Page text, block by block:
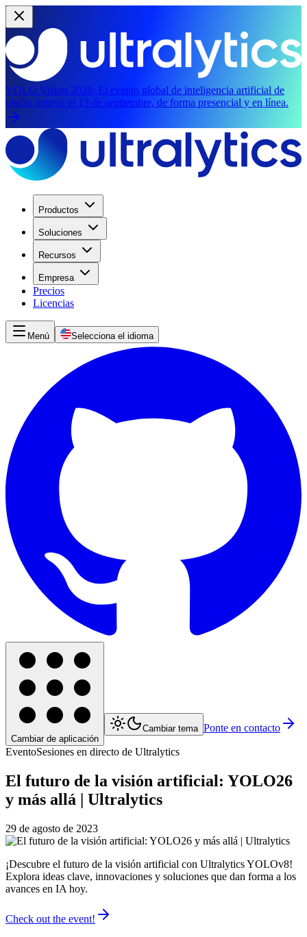
YOLO Vision 2026: El evento global de inteligencia artificial de
visión regresa el 13 de septiembre, de forma presencial y en línea.
Productos
Soluciones
Recursos
Empresa
Precios
Licencias
Menú Selecciona el idioma
Cambiar de aplicación
Cambiar tema Ponte en contacto
EventoSesiones en directo de Ultralytics
El futuro de la visión artificial: YOLO26
y más allá | Ultralytics
29 de agosto de 2023
¡Descubre el futuro de la visión artificial con Ultralytics YOLOv8!
Explora ideas clave, innovaciones y soluciones que dan forma a los
avances en IA hoy.
Check out the event!